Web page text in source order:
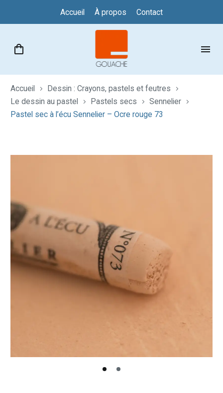
Accueil À propos Contact
Accueil
Dessin : Crayons, pastels et feutres
Le dessin au pastel
Pastels secs
Sennelier
Pastel sec à l’écu Sennelier – Ocre rouge 73